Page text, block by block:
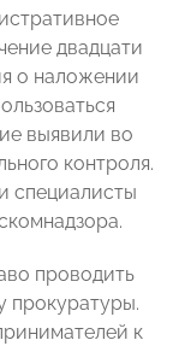
двадцати
о наложении
выявили во
контроля.
специалисты
проводить
прокуратуры.
к